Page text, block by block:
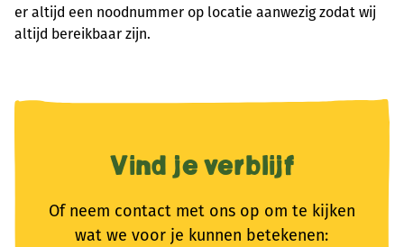
er altijd een noodnummer op locatie aanwezig zodat wij
altijd bereikbaar zijn.
Vind je verblijf
Of neem contact met ons op om te kijken
wat we voor je kunnen betekenen: